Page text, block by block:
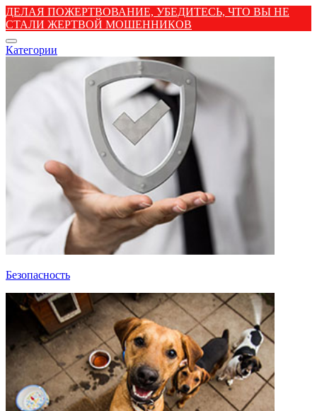
ДЕЛАЯ ПОЖЕРТВОВАНИЕ, УБЕДИТЕСЬ, ЧТО ВЫ НЕ
СТАЛИ ЖЕРТВОЙ МОШЕННИКОВ
Категории
Безопасность